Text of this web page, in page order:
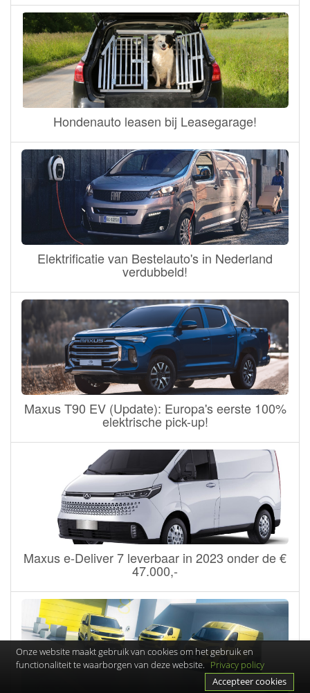
Hondenauto leasen bij Leasegarage!
Elektrificatie van Bestelauto's in Nederland
verdubbeld!
Maxus T90 EV (Update): Europa's eerste 100%
elektrische pick-up!
Maxus e-Deliver 7 leverbaar in 2023 onder de €
47.000,-
Onze website maakt gebruik van cookies om het gebruik en
functionaliteit te waarborgen van deze website. Privacy policy
Accepteer cookies